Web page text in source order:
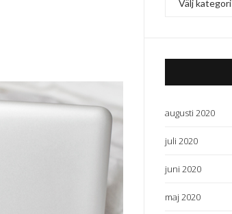
augusti 2020
juli 2020
juni 2020
maj 2020